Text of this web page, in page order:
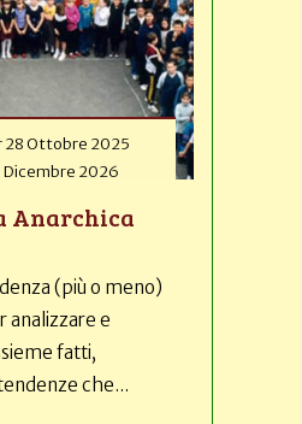
28 Ottobre 2025
Dicembre 2026
Anarchica
(più o meno)
analizzare e
fatti,
che...